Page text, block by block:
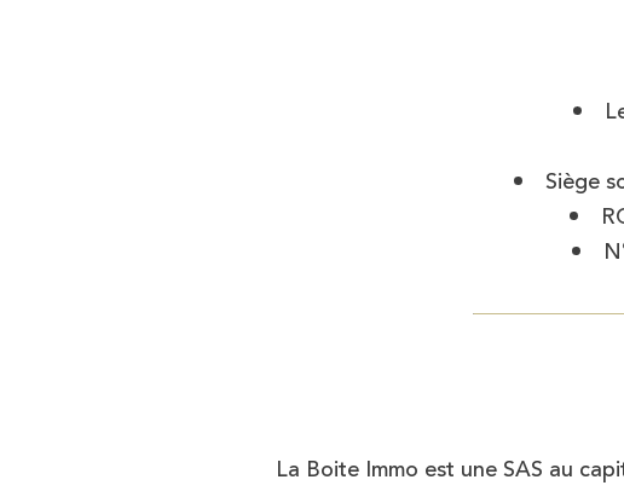
Siège
La Boite Immo est une SAS au